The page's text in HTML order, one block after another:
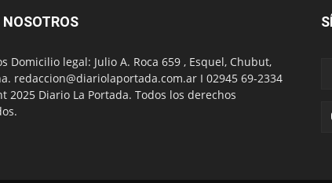
NOSOTROS
Domicilio legal: Julio A. Roca 659 , Esquel, Chubut,
redaccion@diariolaportada.com.ar I 02945 69-2334
2025 Diario La Portada. Todos los derechos